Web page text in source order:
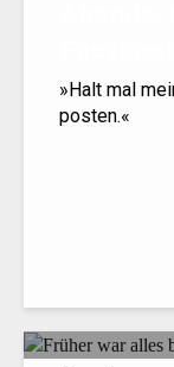
»Halt mal
posten.«